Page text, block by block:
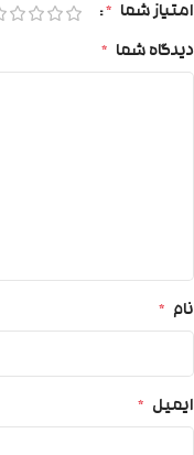
امتیاز شما *
دیدگاه شما *
نام *
ایمیل *